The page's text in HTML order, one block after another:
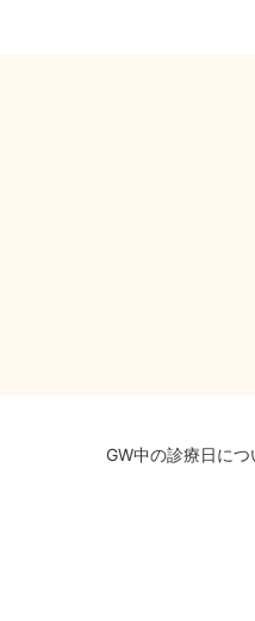
GW中の診療日につ